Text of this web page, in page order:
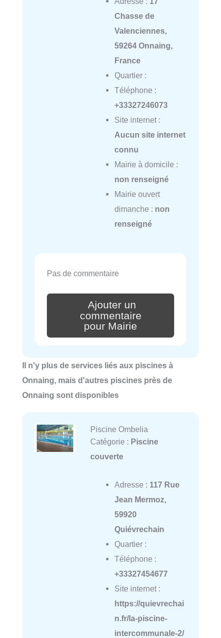
Chasse de
Valenciennes,
59264 Onnaing,
France
Quartier :
Téléphone :
+33327246073
Site internet :
Aucun site internet
connu
Mairie à domicile :
non renseigné
Mairie ouvert
dimanche : non
renseigné
Pas de commentaire
Ajouter un
commentaire
pour Mairie
Il n'y plus de services liés aux piscines à
Onnaing, mais d'autres piscines près de
Onnaing sont disponibles
Piscine Ombelia
Catégorie : Piscine
couverte
Adresse : 117 Rue
Jean Mermoz,
59920
Quiévrechain
Quartier :
Téléphone :
+33327454677
Site internet :
https://quievrechai
n.fr/la-piscine-
intercommunale-2/